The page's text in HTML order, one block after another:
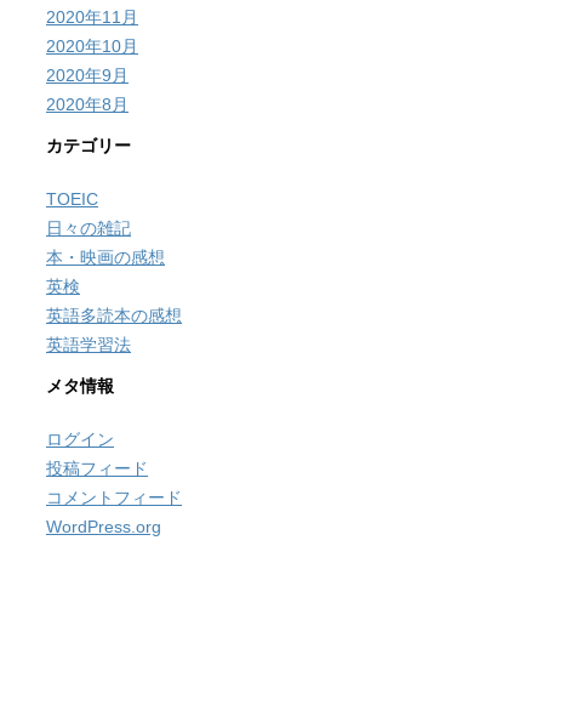
2020年11月
2020年10月
2020年9月
2020年8月
カテゴリー
TOEIC
日々の雑記
本・映画の感想
英検
英語多読本の感想
英語学習法
メタ情報
ログイン
投稿フィード
コメントフィード
WordPress.org